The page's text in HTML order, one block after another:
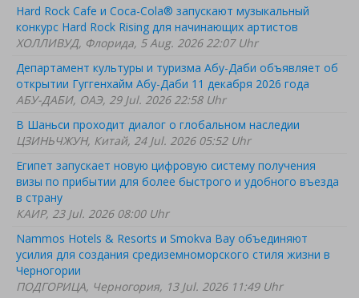
Hard Rock Cafe и Coca-Cola® запускают музыкальный
конкурс Hard Rock Rising для начинающих артистов
ХОЛЛИВУД, Флорида, 5 Aug. 2026 22:07 Uhr
Департамент культуры и туризма Абу-Даби объявляет об
открытии Гуггенхайм Абу-Даби 11 декабря 2026 года
АБУ-ДАБИ, ОАЭ, 29 Jul. 2026 22:58 Uhr
В Шаньси проходит диалог о глобальном наследии
ЦЗИНЬЧЖУН, Китай, 24 Jul. 2026 05:52 Uhr
Египет запускает новую цифровую систему получения
визы по прибытии для более быстрого и удобного въезда
в страну
КАИР, 23 Jul. 2026 08:00 Uhr
Nammos Hotels & Resorts и Smokva Bay объединяют
усилия для создания средиземноморского стиля жизни в
Черногории
ПОДГОРИЦА, Черногория, 13 Jul. 2026 11:49 Uhr